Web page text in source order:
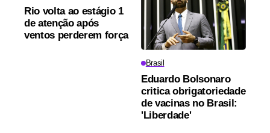
Rio volta ao estágio 1
de atenção após
ventos perderem força
Brasil
Eduardo Bolsonaro
critica obrigatoriedade
de vacinas no Brasil:
'Liberdade'